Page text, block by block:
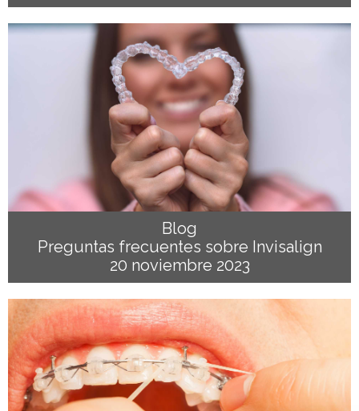
Blog
Preguntas frecuentes sobre Invisalign
20 noviembre 2023